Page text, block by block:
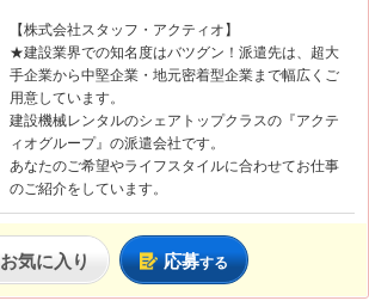
【株式会社スタッフ・アクティオ】
★建設業界での知名度はバツグン！派遣先は、超大
手企業から中堅企業・地元密着型企業まで幅広くご
用意しています。
建設機械レンタルのシェアトップクラスの『アクテ
ィオグループ』の派遣会社です。
あなたのご希望やライフスタイルに合わせてお仕事
のご紹介をしています。
お気に入り 応募する